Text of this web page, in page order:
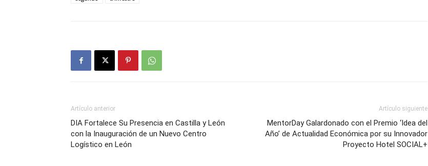
Artículo anterior
DIA Fortalece Su Presencia en Castilla y León
con la Inauguración de un Nuevo Centro
Logístico en León
Artículo siguiente
MentorDay Galardonado con el Premio ‘Idea del
Año’ de Actualidad Económica por su Innovador
Proyecto Hotel SOCIAL+